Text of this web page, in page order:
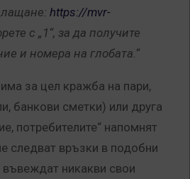
https://mvr-
с „1“, за да получите
и номера на глобата.“
за цел кражба на пари,
банкови сметки) или друга
потребителите“ напомнят
следват връзки в подобни
никакви свои